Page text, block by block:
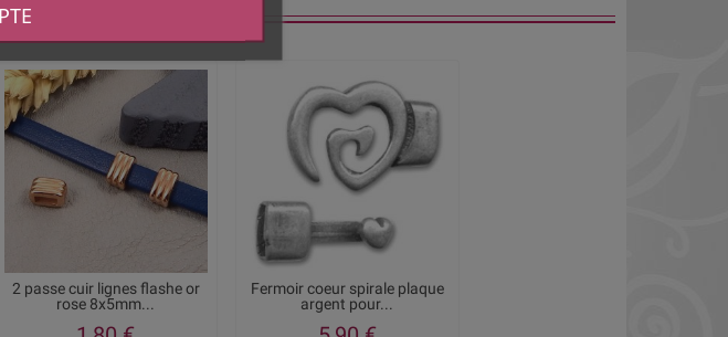
aussi
2 passe cuir lignes flashe or
rose 8x5mm...
Fermoir coeur spirale plaque
argent pour...